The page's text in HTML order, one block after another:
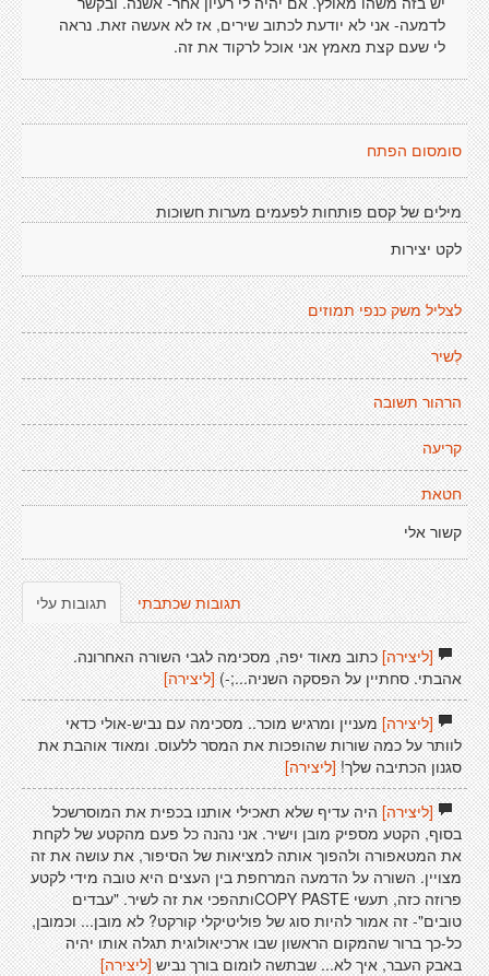
לדמעה- אני לא יודעת לכתוב שירים, אז לא אעשה זאת. נראה
לי שעם קצת מאמץ אני אוכל לרקוד את זה.
סומסום הפתח
מילים של קסם פותחות לפעמים מערות חשוכות
לקט יצירות
לצליל משק כנפי תמוזים
לְשיר
הרהור תשובה
קריעה
חטאת
קשור אלי
תגובות עלי תגובות שכתבתי
[ליצירה]כתוב מאוד יפה, מסכימה לגבי השורה האחרונה.
אהבתי. סחתיין על הפסקה השניה...;-) [ליצירה]
[ליצירה]מעניין ומרגיש מוכר.. מסכימה עם נביש-אולי כדאי
לוותר על כמה שורות שהופכות את המסר ללעוס. ומאוד אוהבת את
סגנון הכתיבה שלך![ליצירה]
[ליצירה]היה עדיף שלא תאכילי אותנו בכפית את המוסרשכל
בסוף, הקטע מספיק מובן וישיר. אני נהנה כל פעם מהקטע של לקחת
את המטאפורה ולהפוך אותה למציאות של הסיפור, את עושה את זה
מצויין. השורה על הדמעה המרחפת בין העצים היא טובה מידי לקטע
פרוזה כזה, תעשי COPY PASTEותהפכי את זה לשיר. "עבדים
טובים"- זה אמור להיות סוג של פוליטיקלי קורקט? לא מובן... וכמובן,
כל-כך ברור שהמקום הראשון שבו ארכיאולוגית תגלה אותו יהיה
באבק העבר, איך לא... שבתשה לומום בורך נביש [ליצירה]